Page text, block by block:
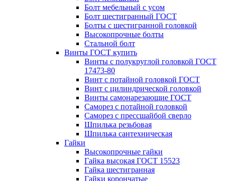
Болт мебельный с усом
Болт шестигранный ГОСТ
Болты с шестигранной головкой
Высокопрочные болты
Стальной болт
Винты ГОСТ купить
Винты с полукруглой головкой ГОСТ
17473-80
Винт с потайной головкой ГОСТ
Винт с цилиндрической головкой
Винты самонарезающие ГОСТ
Саморез с потайной головкой
Саморез с прессшайбой сверло
Шпилька резьбовая
Шпилька сантехническая
Гайки
Высокопрочные гайки
Гайка высокая ГОСТ 15523
Гайка шестигранная
Гайки корончатые